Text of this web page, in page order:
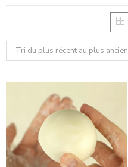
Tri du plus récent au plus ancien